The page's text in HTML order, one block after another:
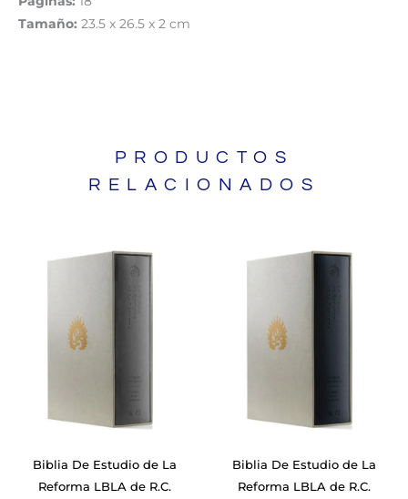
Tamaño: 23.5 x 26.5 x 2 cm
PRODUCTOS
RELACIONADOS
Biblia De Estudio de La
Reforma LBLA de R.C.
Biblia De Estudio de La
Reforma LBLA de R.C.